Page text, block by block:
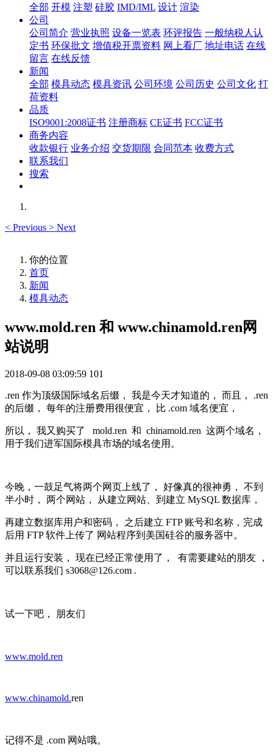
全部 开模 注塑 硅胶 IMD/IML 设计 渲染
公司
公司简介 营业执照 设备一览表 环评报告 一般纳税人认
定书 环保批文 增值税开票资料 网上看厂 地址电话 在线
留言 在线反馈
新闻
全部 模具动态 模具资讯 公司环境 公司历史 公司文化 打
荷资料
品质
ISO9001:2008证书 注册商标 CE证书 FCC证书
商务内容
收款银行 业务介绍 交货期限 合同范本 收费方式
联系我们
搜索
< Previous > Next
你的位置
首页
新闻
模具动态
www.mold.ren 和 www.chinamold.ren网
站说明
2018-09-08 03:09:59 101
.ren 作为顶级国际域名后缀， 我是今天才知道的， 而且， .ren
的后缀， 每年的注册费用很便宜， 比 .com 域名便宜，
所以， 我又购买了 mold.ren 和 chinamold.ren 这两个域名，
用于我们进军国际模具市场的域名使用。
今晚，一鼓足气将两个网页上线了， 好像真的很神勇， 不到
半小时， 两个网站， 从建立网站、到建立 MySQL 数据库，
再建立数据库用户和密码， 之后建立 FTP 账号和名称，完成
后用 FTP 软件上传了 网站程序到美国硅谷的服务器中。
并且运行安装， 现在已经正常使用了， 有需要建站的朋友 ，
可以联系我们 s3068@126.com .
试一下吧， 朋友们
www.mold.ren
www.chinamold.ren
记得不是 .com 网站哦。